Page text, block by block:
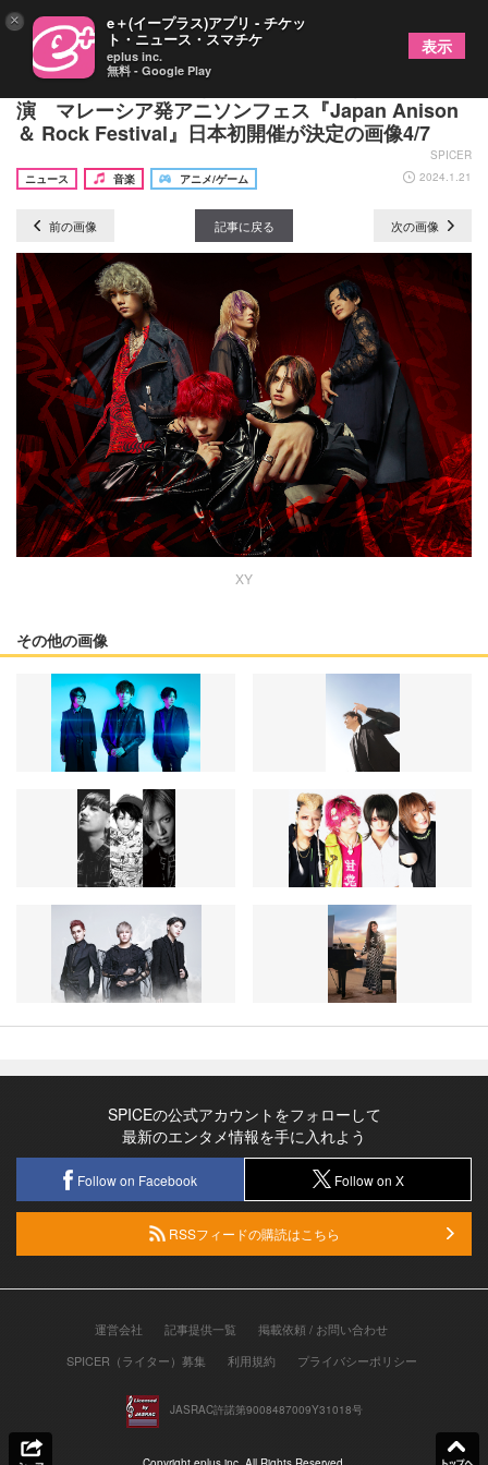
WANDS、浅岡雄也（FIELD OF VIEW）、XYら出
演 マレーシア発アニソンフェス『Japan Anison
＆ Rock Festival』日本初開催が決定の画像4/7
SPICER
ニュース
音楽 アニメ/ゲーム 2024.1.21
前の画像 記事に戻る 次の画像
XY
その他の画像
SPICEの公式アカウントをフォローして
最新のエンタメ情報を手に入れよう
Follow on Facebook Follow on X
RSSフィードの購読はこちら
運営会社 記事提供一覧
掲載依頼 / お問い合わせ
SPICER（ライター）募集
利用規約 プライバシーポリシー
JASRAC許諾第9008487009Y31018号
× e＋(イープラス)アプリ - チケッ
ト・ニュース・スマチケ
eplus inc.
無料 - Google Play
表示